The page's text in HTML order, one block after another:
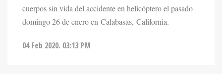
domingo 26 de enero en Calabasas, California.